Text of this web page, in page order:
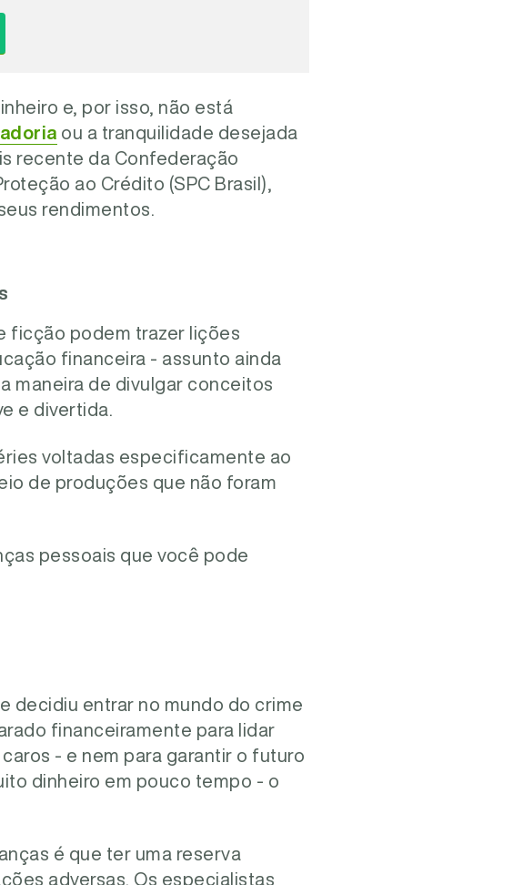
e, por isso, não está
ou a tranquilidade desejada
recente da Confederação
ao Crédito (SPC Brasil),
rendimentos.
ficção podem trazer lições
financeira - assunto ainda
maneira de divulgar conceitos
e divertida.
voltadas especificamente ao
de produções que não foram
pessoais que você pode
decidiu entrar no mundo do crime
financeiramente para lidar
- e nem para garantir o futuro
dinheiro em pouco tempo - o
é que ter uma reserva
adversas. Os especialistas